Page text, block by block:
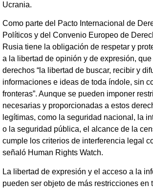
Ucrania.
Como parte del Pacto Internacional de
Políticos y del Convenio Europeo de
Rusia tiene la obligación de respetar y
a la libertad de opinión y de expresión,
derechos “la libertad de buscar, recibir y
informaciones e ideas de toda índole, sin
fronteras”. Aunque se pueden imponer
necesarias y proporcionadas a estos
legítimas, como la seguridad nacional, la
o la seguridad pública, el alcance de la
cumple los criterios de interferencia legal
señaló Human Rights Watch.
La libertad de expresión y el acceso a la
pueden ser objeto de más restricciones en